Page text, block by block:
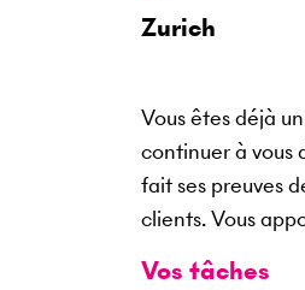
Zurich
Vous êtes déjà un
continuer à vous
fait ses preuves
clients. Vous
Vos tâches